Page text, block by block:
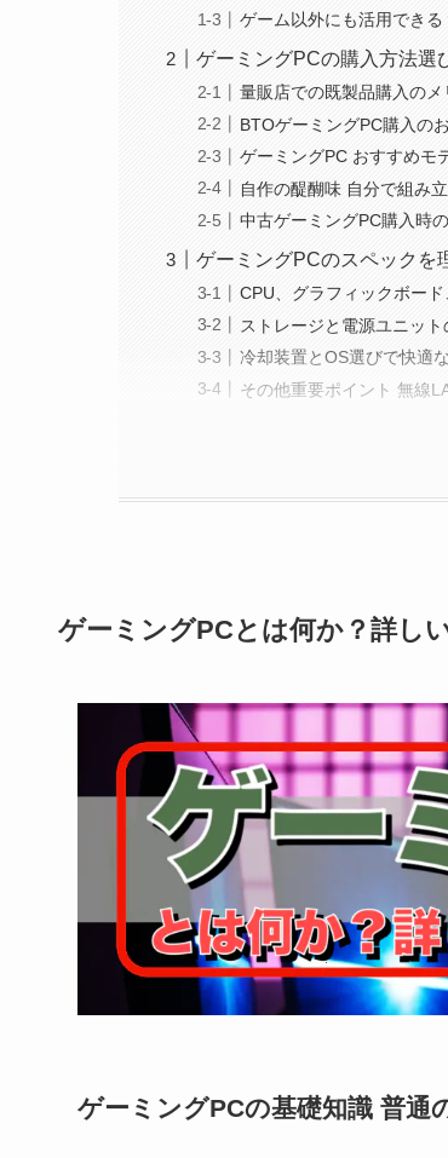
ゲーム以外にも活用でき
ゲーミングPCの購入方法選
量販店での既製品購入のメ
BTOゲーミングPC購入の
ゲーミングPC おすすめモ
自作の醍醐味 自分で組み
中古ゲーミングPC購入時
ゲーミングPCのスペックを
CPU、グラフィックボー
ストレージと電源ユニット
冷却装置とOS選びで快適
その他重要ポイント 無線
ゲーミングPCとは何か？詳し
ゲーミングPCの基礎知識 普通